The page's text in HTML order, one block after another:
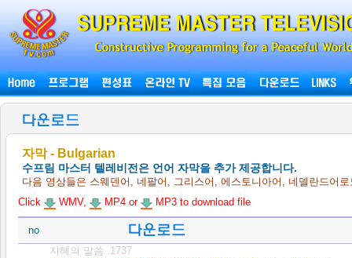
자막 - Bulgarian
수프림 마스터 텔레비전은 언어 자막을 추가 제공합니다.
다음 영상들은 스웨덴어, 네팔어, 그리스어, 에스토니아어, 네델란드어
Click
WMV, MP4 or MP3 to download file
no
지혜의 말씀 .1737